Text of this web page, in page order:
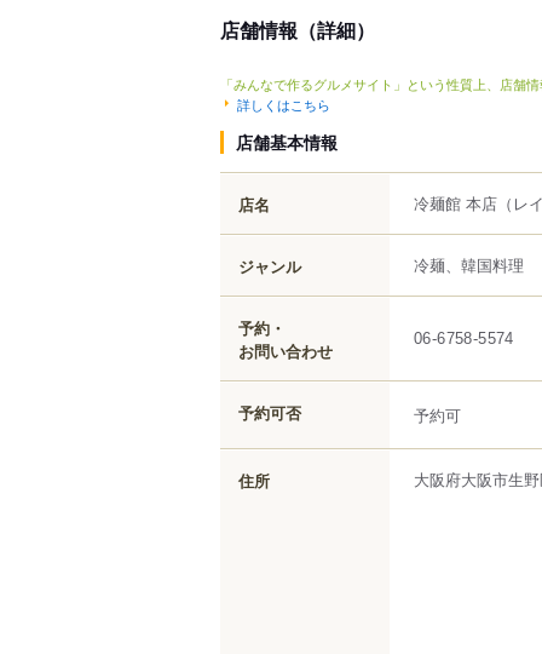
店舗情報（詳細）
「みんなで作るグルメサイト」という性質上、店舗
詳しくはこちら
店舗基本情報
店名 冷麺館 本店 （レ
ジャンル 冷麺、韓国料理
予約・
お問い合わせ
06-6758-5574
予約可否 予約可
住所 大阪府大阪市生